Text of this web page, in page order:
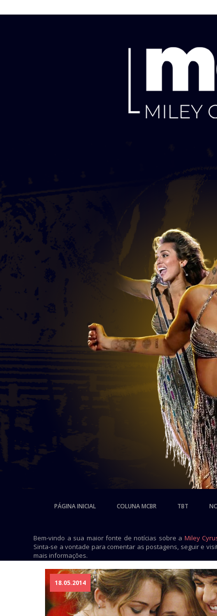
PÁGINA INICIAL COLUNA MCBR TBT
Bem-vindo a sua maior fonte de notícias sobre a Miley
Sinta-se a vontade para comentar as postagens, seguir e
mais informações.
18.05.2014